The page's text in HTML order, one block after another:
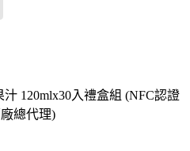
汁 120mlx30入禮盒組 (NFC認證
總代理)